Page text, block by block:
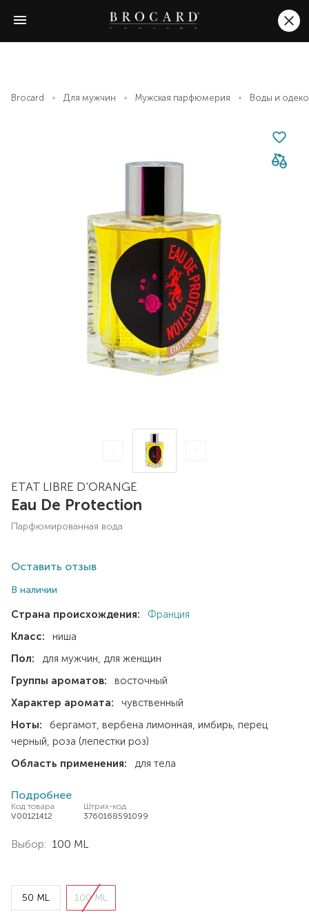
Brocard Для мужчин Мужская парфюмерия Воды и
ETAT LIBRE D'ORANGE
Eau De Protection
парфюмированная вода
Оставить отзыв
В наличии
Страна происхождения:
Франция
Класс:
ниша
Пол:
для мужчин для женщин
Группы ароматов:
восточный
Характер аромата:
чувственный
Ноты:
бергамот вербена лимонная имбирь
черный роза (лепестки роз)
Область применения:
для тела
Подробнее
Код товара
V00121412
Штрих-код
3760168591099
Выбор: 100 ML
50 ML 100 ML